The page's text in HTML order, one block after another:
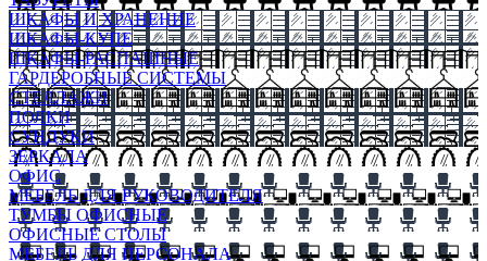
ШКАФЫ И ХРАНЕНИЕ
ШКАФЫ-КУПЕ
ШКАФЫ-РАСПАШНЫЕ
ГАРДЕРОБНЫЕ СИСТЕМЫ
СТЕЛЛАЖИ
ПОЛКИ
СУНДУКИ
ЗЕРКАЛА
ОФИС
МЕБЕЛЬ ДЛЯ РУКОВОДИТЕЛЯ
ТУМБЫ ОФИСНЫЕ
ОФИСНЫЕ СТОЛЫ
МЕБЕЛЬ ДЛЯ ПЕРСОНАЛА